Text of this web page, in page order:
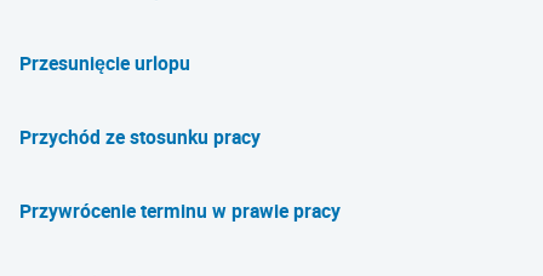
Przesunięcie urlopu
Przychód ze stosunku pracy
Przywrócenie terminu w prawie pracy